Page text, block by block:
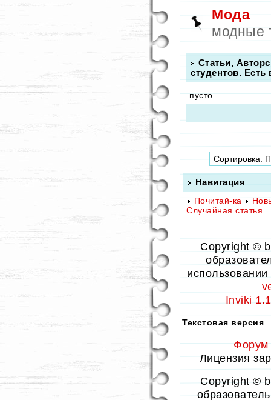
Мода
модные
Статьи,
студентов.
пусто
Навигация
Почитай-ка
Случайная статья
Copyright ©
Inviki
Текстовая версия
Форум
Лицензия
Copyright ©